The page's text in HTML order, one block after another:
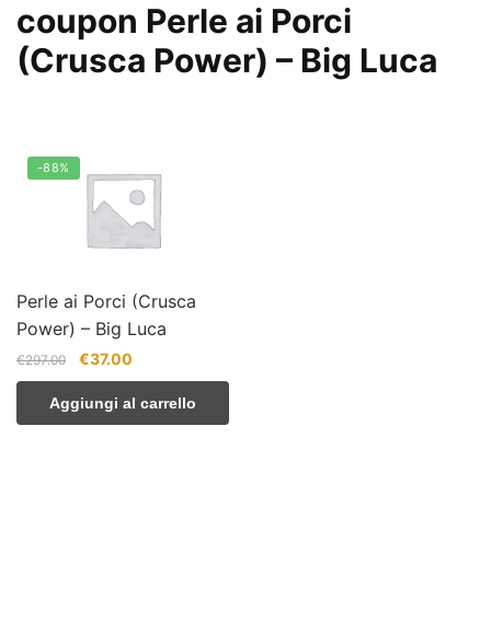
coupon Perle ai Porci
(Crusca Power) – Big Luca
-88%
Perle ai Porci (Crusca
Power) – Big Luca
€297.00
Il
prezzo
originale
era:
€37.00
prezzo
attuale
è:
Aggiungi al carrello